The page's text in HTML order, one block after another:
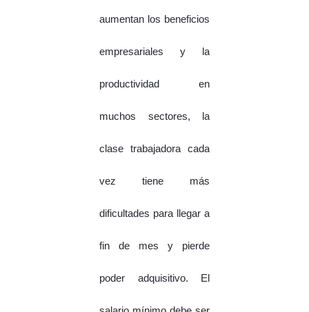
aumentan los beneficios
empresariales y la
productividad en
muchos sectores, la
clase trabajadora cada
vez tiene más
dificultades para llegar a
fin de mes y pierde
poder adquisitivo. El